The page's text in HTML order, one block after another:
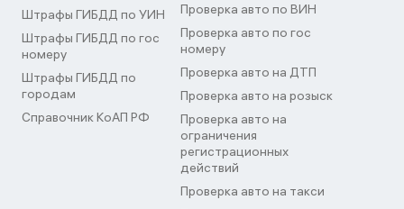
Штрафы ГИБДД по УИН
Штрафы ГИБДД по гос
номеру
Штрафы ГИБДД по
городам
Справочник КоАП РФ
Проверка авто по ВИН
Проверка авто по гос
номеру
Проверка авто на ДТП
Проверка авто на розыск
Проверка авто на
ограничения
регистрационных
действий
Проверка авто на такси